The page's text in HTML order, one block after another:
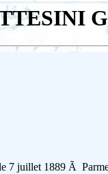
7 juillet 1889 Ã